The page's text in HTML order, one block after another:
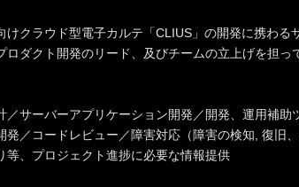
けクラウド型電子カルテ「CLIUS」の開発に携わる
ダクト開発のリード、及びチームの立上げを担っ
サーバーアプリケーション開発／開発、運用補助
発／コードレビュー／障害対応（障害の検知, 復旧
等、プロジェクト進捗に必要な情報提供